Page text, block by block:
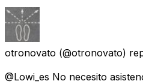
otronovato (@otronovato)
@Lowi_es No necesito